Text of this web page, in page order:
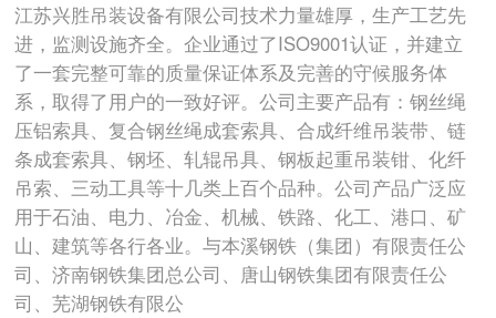
江苏兴胜吊装设备有限公司技术力量雄厚，生产工艺先
进，监测设施齐全。企业通过了ISO9001认证，并建立
了一套完整可靠的质量保证体系及完善的守候服务体
系，取得了用户的一致好评。公司主要产品有：钢丝绳
压铝索具、复合钢丝绳成套索具、合成纤维吊装带、链
条成套索具、钢坯、轧辊吊具、钢板起重吊装钳、化纤
吊索、三动工具等十几类上百个品种。公司产品广泛应
用于石油、电力、冶金、机械、铁路、化工、港口、矿
山、建筑等各行各业。与本溪钢铁（集团）有限责任公
司、济南钢铁集团总公司、唐山钢铁集团有限责任公
司、芜湖钢铁有限公